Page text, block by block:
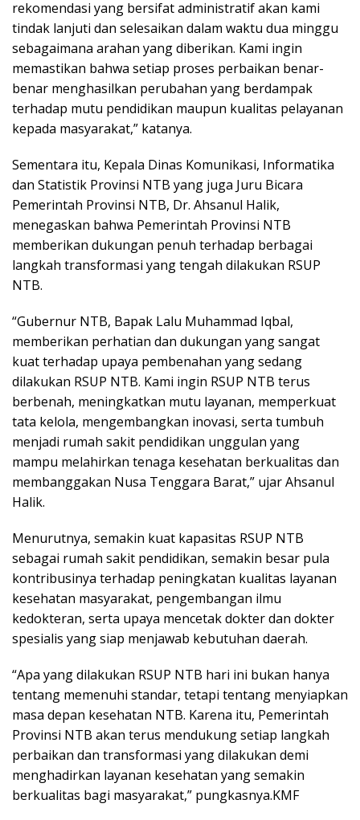
rekomendasi yang bersifat administratif akan kami
tindak lanjuti dan selesaikan dalam waktu dua minggu
sebagaimana arahan yang diberikan. Kami ingin
memastikan bahwa setiap proses perbaikan benar-
benar menghasilkan perubahan yang berdampak
terhadap mutu pendidikan maupun kualitas pelayanan
kepada masyarakat,” katanya.
Sementara itu, Kepala Dinas Komunikasi, Informatika
dan Statistik Provinsi NTB yang juga Juru Bicara
Pemerintah Provinsi NTB, Dr. Ahsanul Halik,
menegaskan bahwa Pemerintah Provinsi NTB
memberikan dukungan penuh terhadap berbagai
langkah transformasi yang tengah dilakukan RSUP
NTB.
“Gubernur NTB, Bapak Lalu Muhammad Iqbal,
memberikan perhatian dan dukungan yang sangat
kuat terhadap upaya pembenahan yang sedang
dilakukan RSUP NTB. Kami ingin RSUP NTB terus
berbenah, meningkatkan mutu layanan, memperkuat
tata kelola, mengembangkan inovasi, serta tumbuh
menjadi rumah sakit pendidikan unggulan yang
mampu melahirkan tenaga kesehatan berkualitas dan
membanggakan Nusa Tenggara Barat,” ujar Ahsanul
Halik.
Menurutnya, semakin kuat kapasitas RSUP NTB
sebagai rumah sakit pendidikan, semakin besar pula
kontribusinya terhadap peningkatan kualitas layanan
kesehatan masyarakat, pengembangan ilmu
kedokteran, serta upaya mencetak dokter dan dokter
spesialis yang siap menjawab kebutuhan daerah.
“Apa yang dilakukan RSUP NTB hari ini bukan hanya
tentang memenuhi standar, tetapi tentang menyiapkan
masa depan kesehatan NTB. Karena itu, Pemerintah
Provinsi NTB akan terus mendukung setiap langkah
perbaikan dan transformasi yang dilakukan demi
menghadirkan layanan kesehatan yang semakin
berkualitas bagi masyarakat,” pungkasnya.KMF